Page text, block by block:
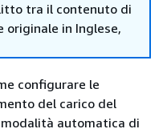
tra il contenuto di
originale in Inglese,
configurare le
del carico del
automatica di